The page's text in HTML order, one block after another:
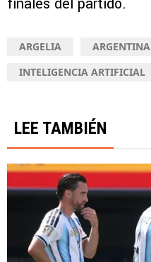
ARGELIA
ARGENTINA
INTELIGENCIA ARTIFICIAL
LEE TAMBIÉN